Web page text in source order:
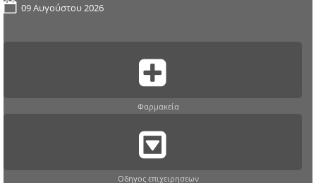
09 Αυγούστου 2026
Φαρμακεία
Οδηγος επιχειρησεων